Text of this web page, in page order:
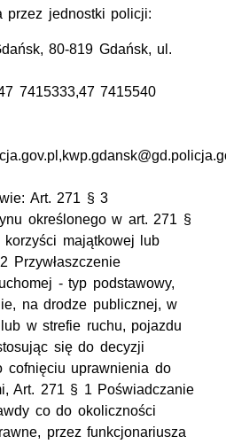
przez jednostki policji:
80-819 Gdańsk, ul.
7415333,47 7415540
Art. 271 § 3
określonego w art. 271 §
majątkowej lub
Przywłaszczenie
- typ podstawowy,
na drodze publicznej, w
w strefie ruchu, pojazdu
się do decyzji
cofnięciu uprawnienia do
Art. 271 § 1 Poświadczanie
co do okoliczności
przez funkcjonariusza